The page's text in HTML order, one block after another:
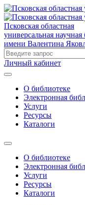
Псковская областная
универсальная научная
имени Валентина
Личный кабинет
О библиотеке
Электронная
Услуги
Ресурсы
Каталоги
О библиотеке
Электронная
Услуги
Ресурсы
Каталоги